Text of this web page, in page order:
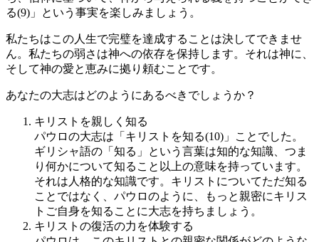
る(9)」という事実を楽しみましょう。
私たちはこの人生で完璧を達成することは決してできませ
ん。私たちの弱さは神への依存を保持します。それは神に、
そして神の愛と恵みに拠り頼むことです。
あなたの大志はどのようにあるべきでしょうか？
キリストを親しく知る
パウロの大志は「キリストを知る(10)」ことでした。
ギリシャ語の「知る」という言葉は知的な知識、つま
り何かについて知ること以上の意味を持っています。
それは人格的な知識です。キリストについてただ知る
ことではなく、パウロのように、もっと親密にキリス
トご自身を知ることに大志を持ちましょう。
キリストの復活の力を体験する